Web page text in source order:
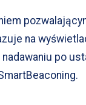
na
nadawaniu po